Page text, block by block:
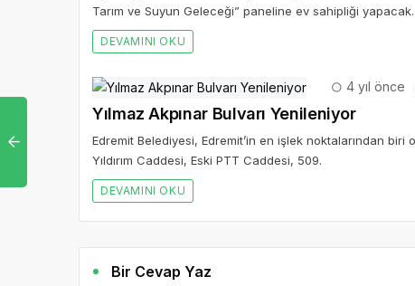
Tarım ve Suyun Geleceği” paneline ev sahipliği yapacak.
DEVAMINI OKU
4 yıl önce
Yılmaz Akpınar Bulvarı Yenileniyor
Edremit Belediyesi, Edremit’in en işlek noktalarından biri
Yıldırım Caddesi, Eski PTT Caddesi, 509.
DEVAMINI OKU
Bir Cevap Yaz